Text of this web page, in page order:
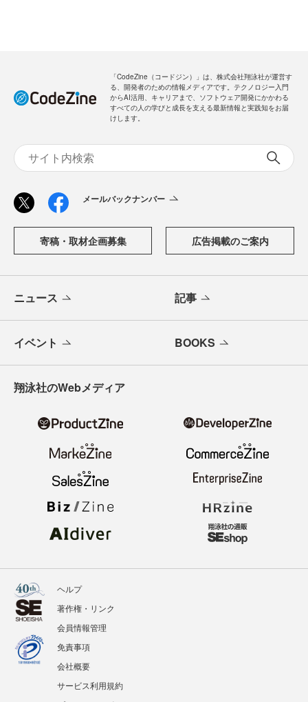
「CodeZine（コードジン）」は、株式会社翔泳社が運営す
る、開発者のための情報メディアです。テクノロジー入門
からAI活用、キャリアまで、ソフトウェア開発にかかわる
すべての人の学びと成長を支える最新情報と実践知をお届
けします。
メールバックナンバー
寄稿・取材企画募集 広告掲載のご案内
ニュース 記事
イベント BOOKS
翔泳社のWebメディア
ヘルプ
著作権・リンク
会員情報管理
免責事項
会社概要
サービス利用規約